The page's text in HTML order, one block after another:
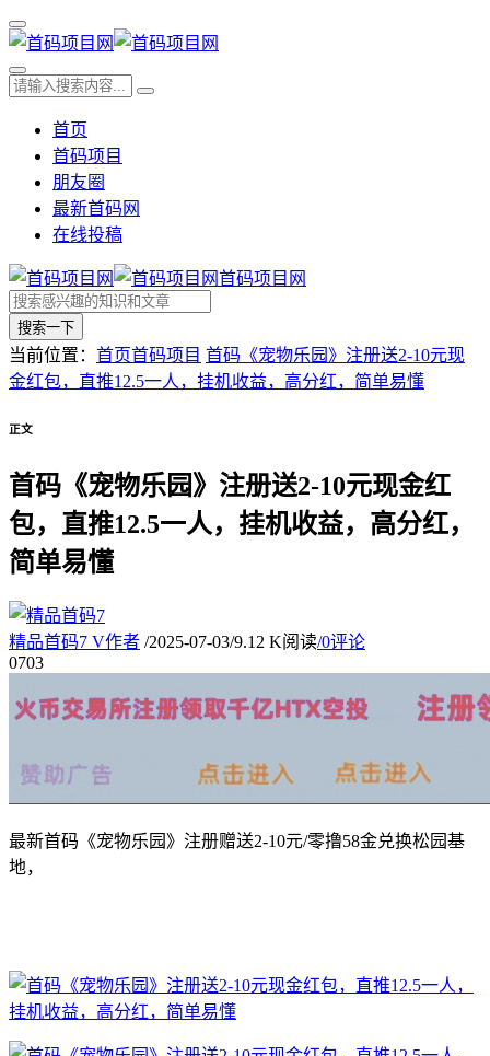
首页
首码项目
朋友圈
最新首码网
在线投稿
首码项目网
搜索一下
当前位置： 首页首码项目 首码《宠物乐园》注册送2-10元现
金红包，直推12.5一人，挂机收益，高分红，简单易懂
正文
首码《宠物乐园》注册送2-10元现金红
包，直推12.5一人，挂机收益，高分红，
简单易懂
精品首码7 V作者 /2025-07-03/9.12 K阅读/0评论
0703
最新首码《宠物乐园》注册赠送2-10元/零撸58金兑换松园基
地，